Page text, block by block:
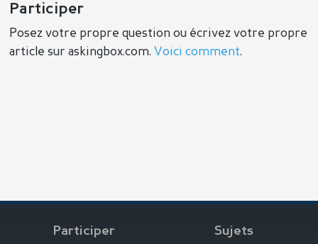
Participer
Posez votre propre question ou écrivez votre propre
article sur askingbox.com. Voici comment.
Participer Sujets